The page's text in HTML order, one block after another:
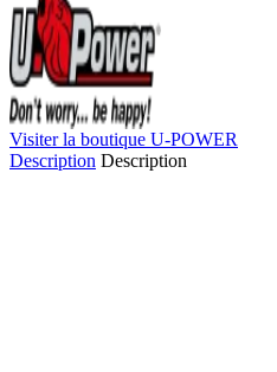
Visiter la boutique U-POWER
Description Description